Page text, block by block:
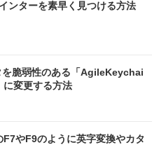
ンターを素早く見つける方法
脆弱性のある「AgileKeychai
変更する方法
やF9のように英字変換やカタ